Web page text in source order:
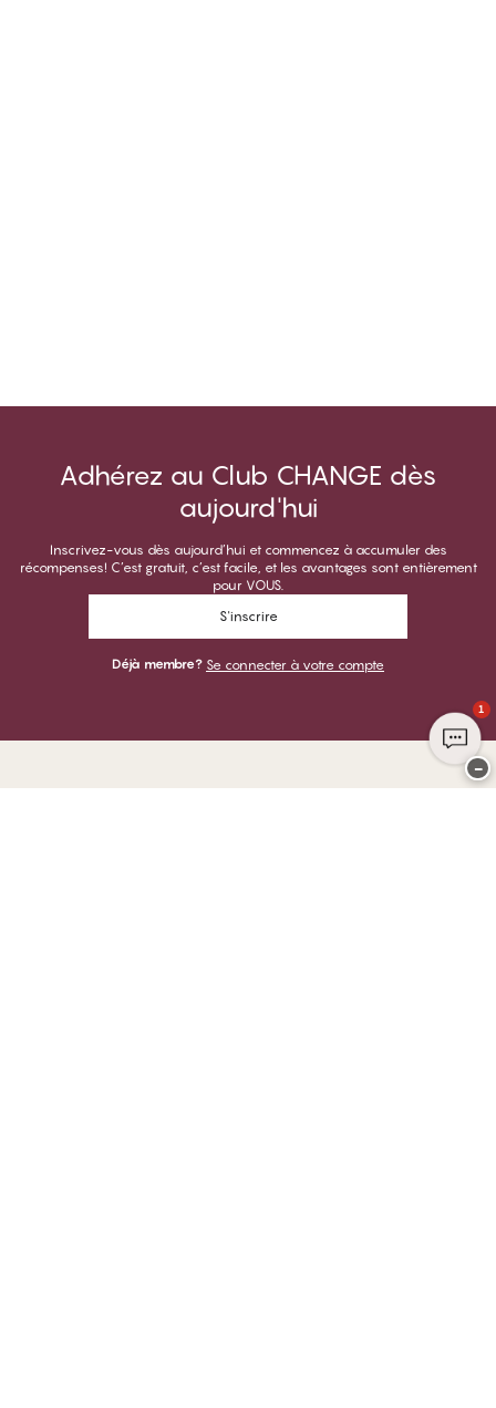
Adhérez au Club CHANGE dès
aujourd'hui
Inscrivez-vous dès aujourd’hui et commencez à accumuler des
récompenses! C’est gratuit, c’est facile, et les avantages sont entièrement
pour VOUS.
S'inscrire
Déjà membre? Se connecter à votre compte
1
−